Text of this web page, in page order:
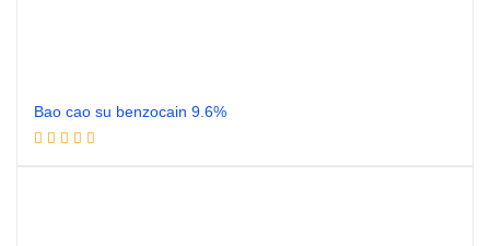
Bao cao su benzocain 9.6%